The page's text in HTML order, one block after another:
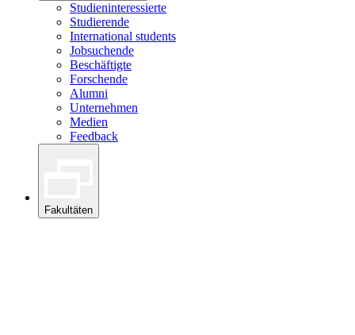
Studieninteressierte
Studierende
International students
Jobsuchende
Beschäftigte
Forschende
Alumni
Unternehmen
Medien
Feedback
Fakultäten